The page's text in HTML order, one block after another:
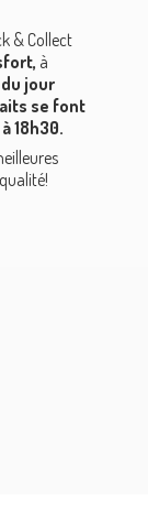
& Collect
à
jour
se font
18h30.